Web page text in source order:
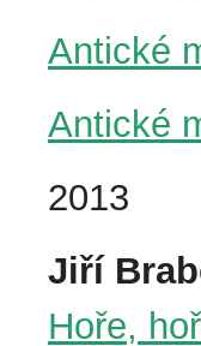
Antické
Antické
2013
Jiří
Hoře,